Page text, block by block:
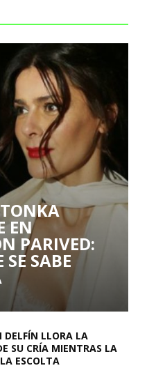
EN
PARIVED:
SE SABE
DELFÍN LLORA LA
SU CRÍA MIENTRAS LA
ESCOLTA